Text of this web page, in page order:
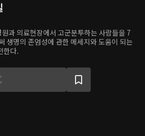
과 의료현장에서 고군분투하는 사람들을 7
생명의 존엄성에 관한 메세지와 도움이 되는
한다.